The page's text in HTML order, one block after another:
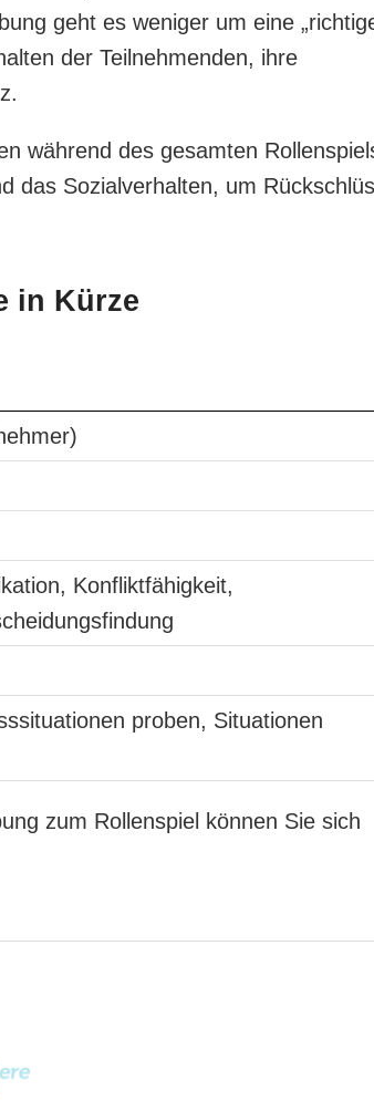
geht es weniger um eine
der Teilnehmenden, ihre
während des gesamten
das Sozialverhalten, um
in Kürze
Konfliktfähigkeit,
proben, Situationen
zum Rollenspiel können Sie sich